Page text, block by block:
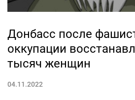
Донбасс после
оккупации
тысяч женщин
04.11.2022